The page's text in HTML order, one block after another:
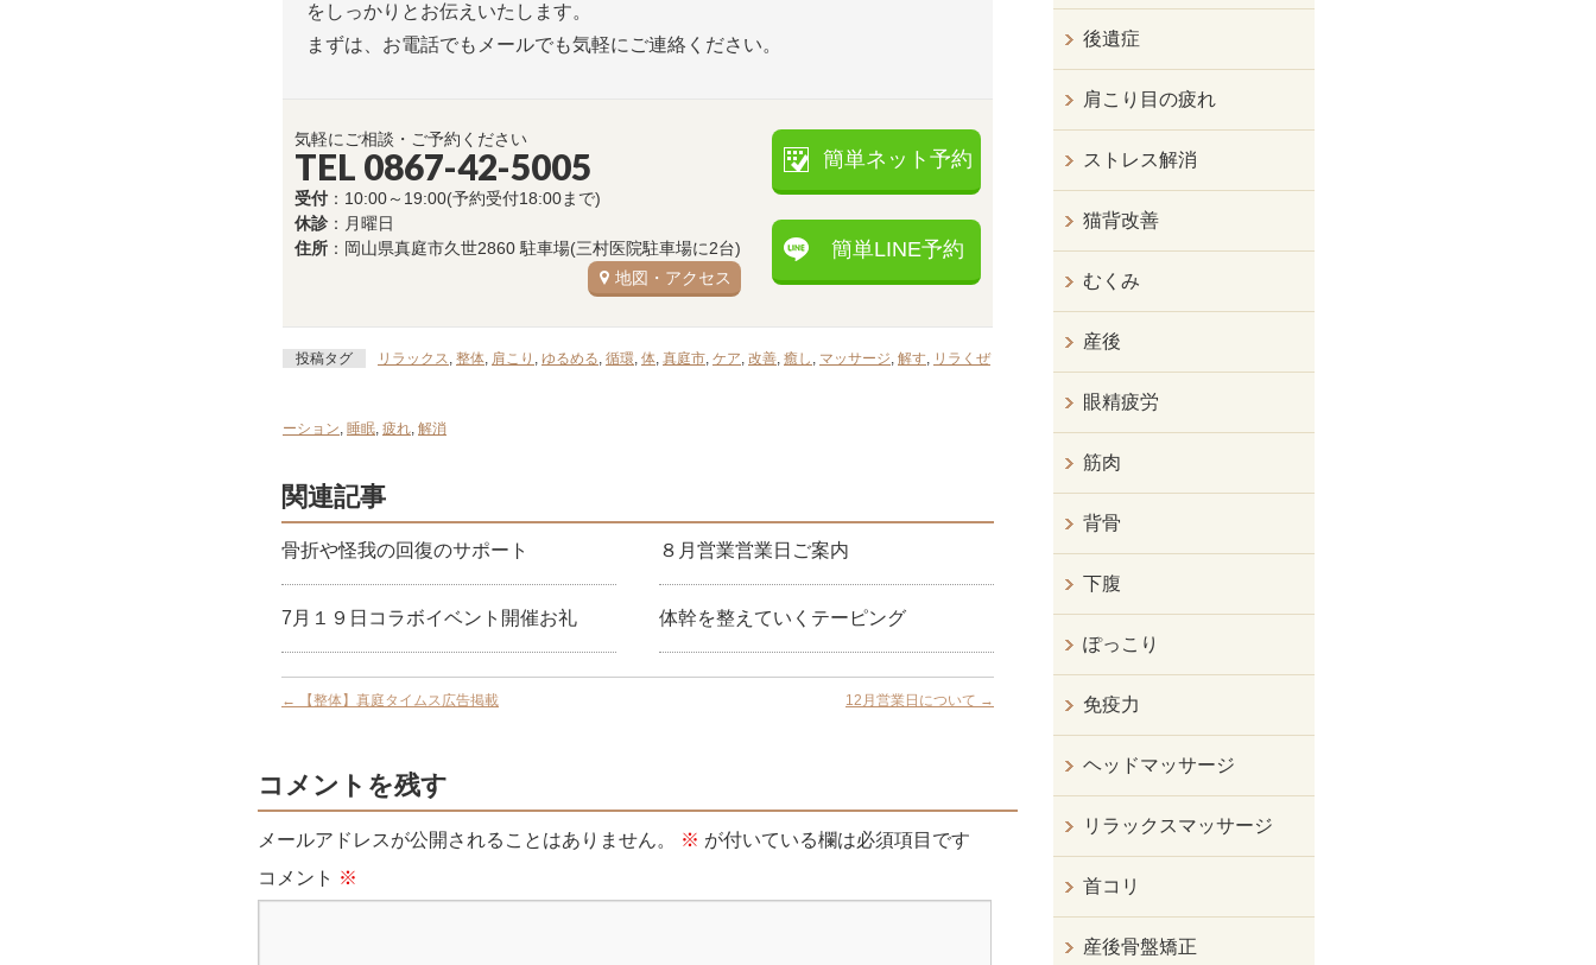
をしっかりとお伝えいたします。
まずは、お電話でもメールでも気軽にご連絡ください。
気軽にご相談・ご予約ください
TEL 0867-42-5005
受付 ：10:00～19:00(予約受付18:00まで)
休診 ：月曜日
住所 ：岡山県真庭市久世2860 駐車場(三村医院駐車場に2台)
地図・アクセス
簡単ネット予約
簡単LINE予約
投稿タグ リラックス, 整体, 肩こり , ゆるめる, 循環, 体, 真庭市, ケア, 改善, 癒し , マッサージ, 解す, リラくぜ
ーション, 睡眠, 疲れ, 解消
関連記事
骨折や怪我の回復のサポート ８月営業営業日ご案内
7月１９日コラボイベント開催お礼 体幹を整えていくテーピング
← 【整体】真庭タイムス広告掲載 12月営業日について →
コメントを残す
メールアドレスが公開されることはありません。 ※ が付いている欄は必須項目です
コメント ※
後遺症
肩こり目の疲れ
ストレス解消
猫背改善
むくみ
産後
眼精疲労
筋肉
背骨
下腹
ぽっこり
免疫力
ヘッドマッサージ
リラックスマッサージ
首コリ
産後骨盤矯正